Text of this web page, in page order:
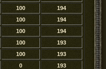
100
194
100
194
100
194
100
193
100
193
0
193